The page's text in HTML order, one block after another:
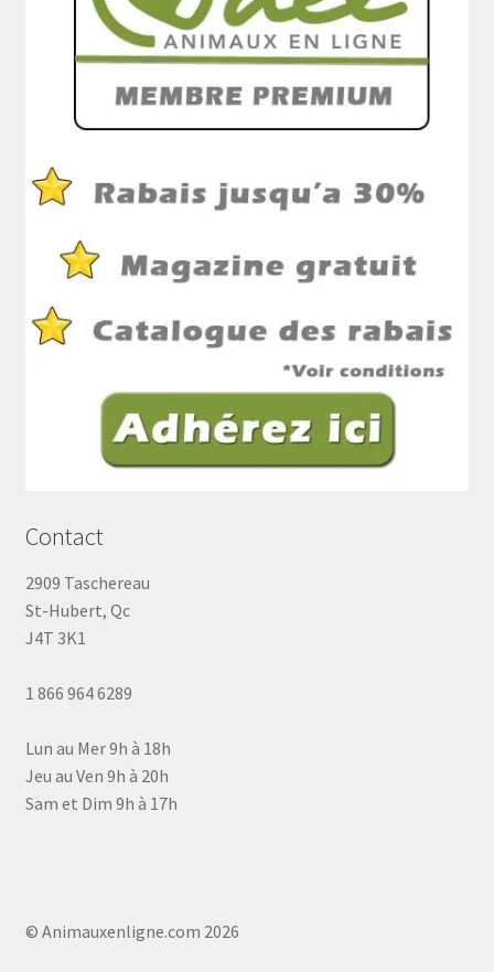
Contact
2909 Taschereau
St-Hubert, Qc
J4T 3K1
1 866 964 6289
Lun au Mer 9h à 18h
Jeu au Ven 9h à 20h
Sam et Dim 9h à 17h
© Animauxenligne.com 2026